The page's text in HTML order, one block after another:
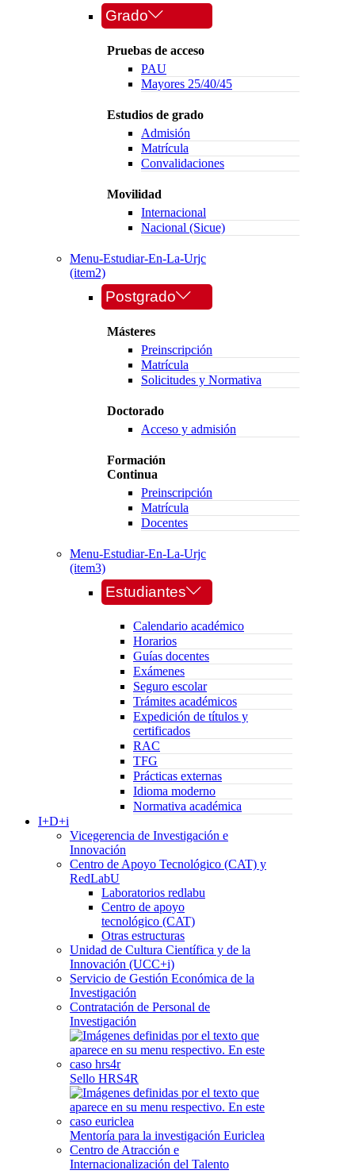
Grado
Pruebas de acceso
PAU
Mayores 25/40/45
Estudios de grado
Admisión
Matrícula
Convalidaciones
Movilidad
Internacional
Nacional (Sicue)
Menu-Estudiar-En-La-Urjc
(item2)
Postgrado
Másteres
Preinscripción
Matrícula
Solicitudes y Normativa
Doctorado
Acceso y admisión
Formación
Continua
Preinscripción
Matrícula
Docentes
Menu-Estudiar-En-La-Urjc
(item3)
Estudiantes
Calendario académico
Horarios
Guías docentes
Exámenes
Seguro escolar
Trámites académicos
Expedición de títulos y
certificados
RAC
TFG
Prácticas externas
Idioma moderno
Normativa académica
I+D+i
Vicegerencia de Investigación e
Innovación
Centro de Apoyo Tecnológico (CAT) y
RedLabU
Laboratorios redlabu
Centro de apoyo
tecnológico (CAT)
Otras estructuras
Unidad de Cultura Científica y de la
Innovación (UCC+i)
Servicio de Gestión Económica de la
Investigación
Contratación de Personal de
Investigación
Sello HRS4R
Mentoría para la investigación Euriclea
Centro de Atracción e
Internacionalización del Talento